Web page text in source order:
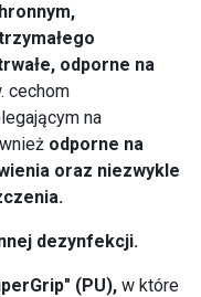
odporne na
cechom
na
odporne na
oraz niezwykle
dezynfekcji.
(PU), w które